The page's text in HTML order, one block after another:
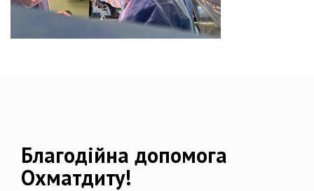
Благодійна допомога
Охматдиту!